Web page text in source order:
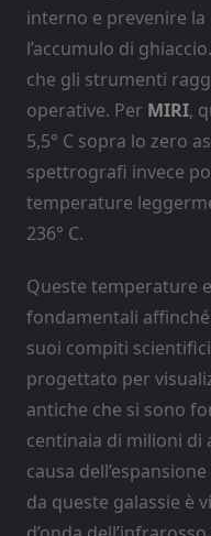
interno e prevenire la
l’accumulo di
che gli strumenti
operative. Per MIRI,
5,5° C sopra lo zero
spettrografi invece
temperature
236° C.
Queste temperature
fondamentali affinché
suoi compiti
progettato per
antiche che si sono
centinaia di milioni di
causa
da queste galassie è